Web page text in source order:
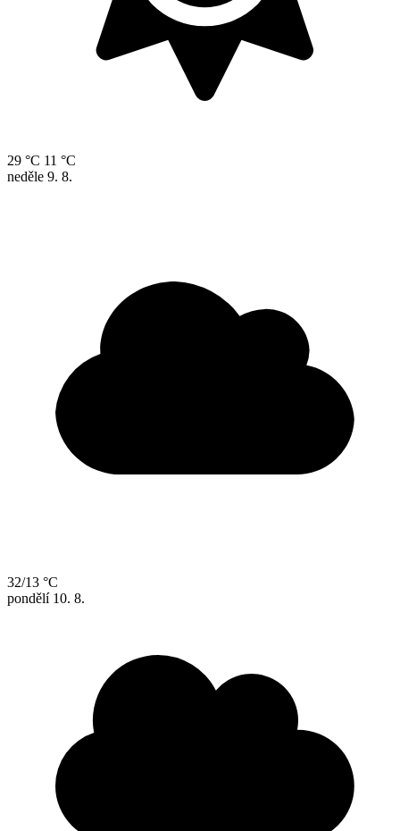
29 °C 11 °C
neděle 9. 8.
32/13 °C
pondělí 10. 8.